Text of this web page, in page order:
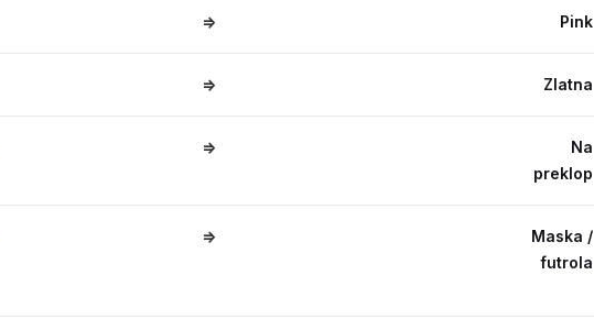
=> Pink
=> Zlatna
=>
Na
preklop
=>
Maska /
futrola